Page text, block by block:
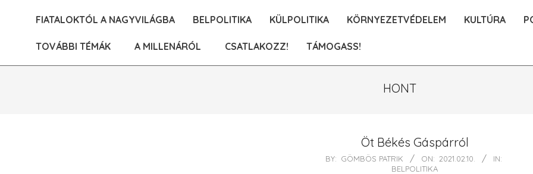
FIATALOKTÓL A NAGYVILÁGBA BELPOLITIKA KÜLPOLITIKA KÖRNYEZETVÉDELEM KULTÚRA
TOVÁBBI TÉMÁK A MILLENÁRÓL CSATLAKOZZ! TÁMOGASS!
HONT
Öt Békés Gáspárról
2021-
BY: GÖMBÖS PATRIK ON: 2021.02.10.
IN:
BELPOLITIKA